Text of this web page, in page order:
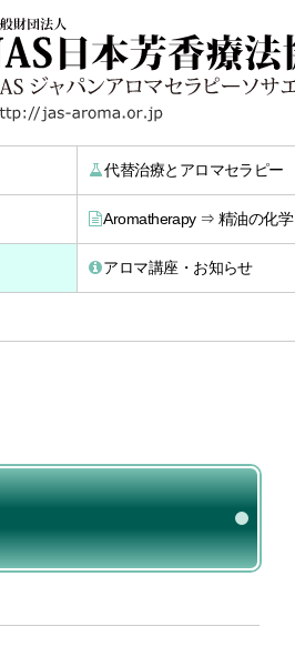
代替治療とアロマセラピー
Aromatherapy ⇒ 精油の化学
アロマ講座・お知らせ